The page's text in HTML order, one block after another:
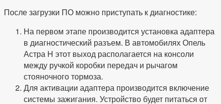
После загрузки ПО можно приступать к диагностике:
На первом этапе производится установка адаптера
в диагностический разъем. В автомобилях Опель
Астра H этот выход располагается на консоли
между ручкой коробки передач и рычагом
стояночного тормоза.
Для активации адаптера производится включение
системы зажигания. Устройство будет питаться от